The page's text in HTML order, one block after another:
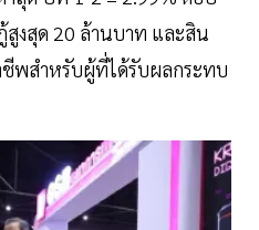
สูงสุด 20 ล้านบาท และสิน
พสำหรับผู้ที่ได้รับผลกระทบ